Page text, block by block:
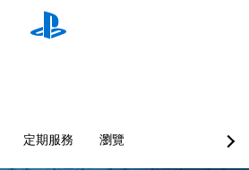
定期服務 瀏覽